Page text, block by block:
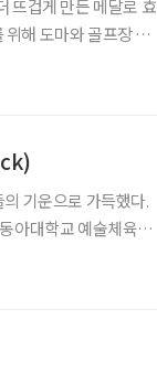
뜨겁게 만든 메달로 효
해 도마와 골프장 필
기운으로 가득했다.
아대학교 예술체육대